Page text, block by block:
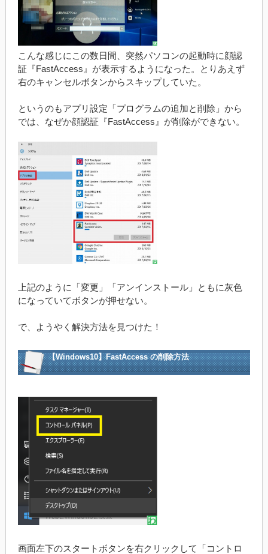
こんな感じにこの数日間、突然パソコンの起動時に顔認
証『FastAccess』が表示するようになった。とりあえず
右のキャンセルボタンからスキップしていた。
というのもアプリ設定「プログラムの追加と削除」から
では、なぜか顔認証『FastAccess』が削除ができない。
上記のように「変更」「アンインストール」ともに灰色
になっていてボタンが押せない。
で、ようやく解決方法を見つけた！
【Windows10】FastAccess の削除方法
画面左下のスタートボタンを右クリックして「コントロ